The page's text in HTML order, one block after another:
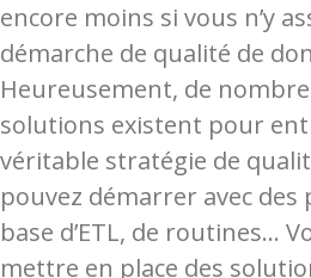
encore moins si vous n’y
démarche de qualité de
Heureusement, de
solutions existent pour
véritable stratégie de
pouvez démarrer avec des
base d’ETL, de routines…
mettre en place des